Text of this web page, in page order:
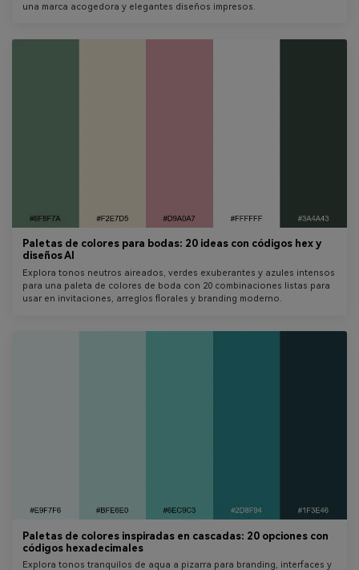
una marca acogedora y elegantes diseños impresos.
Paletas de colores para bodas: 20 ideas con códigos hex y
diseños AI
Explora tonos neutros aireados, verdes exuberantes y azules intensos
para una paleta de colores de boda con 20 combinaciones listas para
usar en invitaciones, arreglos florales y branding moderno.
Paletas de colores inspiradas en cascadas: 20 opciones con
códigos hexadecimales
Explora tonos tranquilos de aqua a pizarra para branding, interfaces y